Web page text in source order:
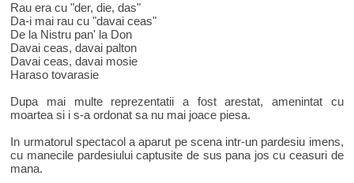
Rau era cu "der, die, das"
Da-i mai rau cu "davai ceas"
De la Nistru pan' la Don
Davai ceas, davai palton
Davai ceas, davai mosie
Haraso tovarasie
Dupa mai multe reprezentatii a fost arestat, amenintat cu
moartea si i s-a ordonat sa nu mai joace piesa.
In urmatorul spectacol a aparut pe scena intr-un pardesiu imens,
cu manecile pardesiului captusite de sus pana jos cu ceasuri de
mana.